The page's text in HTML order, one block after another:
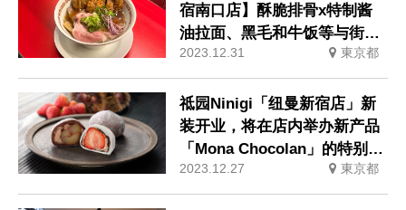
宿南口店】酥脆排骨x特制酱
油拉面、黑毛和牛饭等与街头
拉面店的合作菜单现已推出
2023.12.31 東京都
祗园Ninigi「纽曼新宿店」新
装开业，将在店内举办新产品
「Mona Chocolan」的特别销
售活动。
2023.12.27 東京都